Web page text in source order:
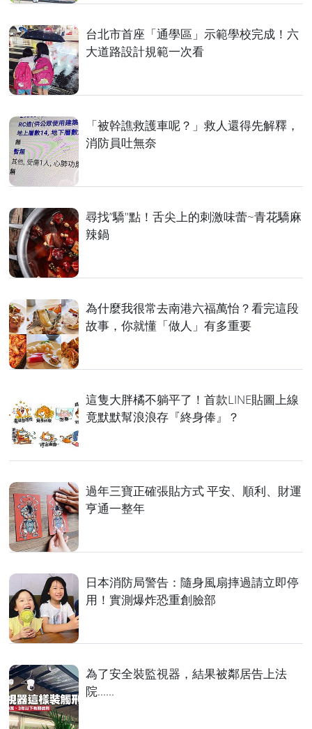
台北市首座「通學區」示範學校完成！六
大道路設計規範一次看
「被幹譙救護車呢？」救人還得先解釋，
消防員吐無奈
尋找”驕"點！舌尖上的刺激味蕾~青花驕麻
辣鍋
為什麼我很常去南港六福萬怡？看完這段
故事，你就懂「做人」有多重要
這隻大胖橘不躺平了！首款LINE貼圖上線
竟默默幫浪浪存『終身俸』？
過年三寶正確張貼方式 平安、順利、財運
亨通一整年
日本消防局警告：隨身風扇摔過請立即停
用！實測爆炸恐重創臉部
為了安全裝監視器，結果被鄰居告上法
院......